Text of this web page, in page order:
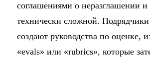
соглашениями о неразглашении и
технически сложной. Подрядчики
создают руководства по оценке,
«evals» или «rubrics», которые